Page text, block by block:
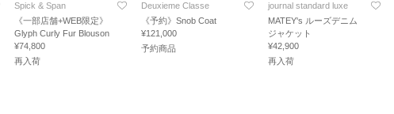
Spick & Span
《一部店舗+WEB限定》
Glyph Curly Fur Blouson
¥74,800
再入荷
Deuxieme Classe
《予約》Snob Coat
¥121,000
予約商品
journal standard luxe
MATEY's ルーズデニム
ジャケット
¥42,900
再入荷